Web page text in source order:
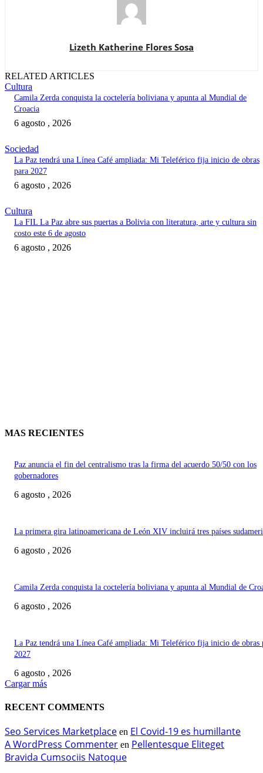
Lizeth Katherine Flores Sosa
RELATED ARTICLES
Cultura
Camila Zerda conquista la coctelería boliviana y apunta al Mundial de
Croacia
6 agosto , 2026
Sociedad
La Paz tendrá una Línea Café ampliada: Mi Teleférico fija inicio de obras
para 2027
6 agosto , 2026
Cultura
La FIL La Paz abre sus puertas a Bolivia con literatura, arte y cultura sin
costo este 6 de agosto
6 agosto , 2026
MAS RECIENTES
Paz anuncia el fin del centralismo tras la firma del acuerdo 50/50 con los
gobernadores
6 agosto , 2026
La primera gira latinoamericana de León XIV incluirá tres países
6 agosto , 2026
Camila Zerda conquista la coctelería boliviana y apunta al Mundial de
6 agosto , 2026
La Paz tendrá una Línea Café ampliada: Mi Teleférico fija inicio de obras
2027
6 agosto , 2026
Cargar más
RECENT COMMENTS
Seo Services Marketplace en El Covid-19 es humillante
A WordPress Commenter en Pellentesque Eliteget
Bravida Cumsociis Natoque